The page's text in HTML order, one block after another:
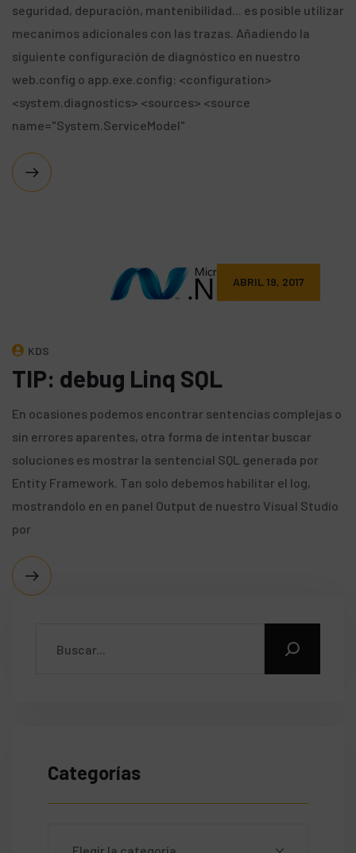
seguridad, depuración, mantenibilidad... es posible utilizar
mecanimos adicionales con las trazas. Añadiendo la
siguiente configuración de diagnóstico en nuestro
web.config o app.exe.config: <configuration>
<system.diagnostics> <sources> <source
name="System.ServiceModel"
ABRIL 19, 2017
KDS
TIP: debug Linq SQL
En ocasiones podemos encontrar sentencias complejas o
sin errores aparentes, otra forma de intentar buscar
soluciones es mostrar la sentencial SQL generada por
Entity Framework. Tan solo debemos habilitar el log,
mostrandolo en en panel Output de nuestro Visual Studio
por
Categorías